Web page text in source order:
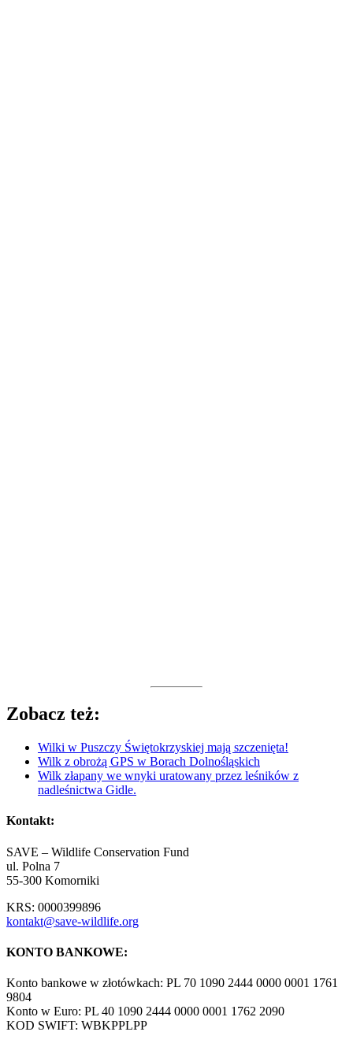
Zobacz też:
Wilki w Puszczy Świętokrzyskiej mają szczenięta!
Wilk z obrożą GPS w Borach Dolnośląskich
Wilk złapany we wnyki uratowany przez leśników z
nadleśnictwa Gidle.
Kontakt:
SAVE – Wildlife Conservation Fund
ul. Polna 7
55-300 Komorniki
KRS: 0000399896
kontakt@save-wildlife.org
KONTO BANKOWE:
Konto bankowe w złotówkach: PL 70 1090 2444 0000 0001 1761
9804
Konto w Euro: PL 40 1090 2444 0000 0001 1762 2090
KOD SWIFT: WBKPPLPP